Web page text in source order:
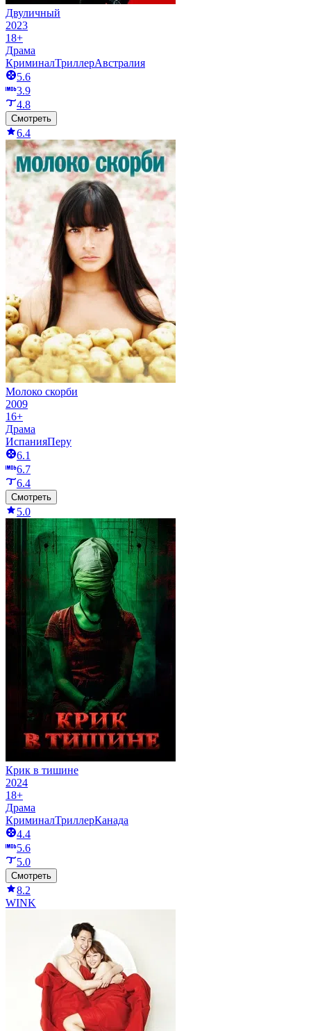
Двуличный
2023
18+
Драма
КриминалТриллерАвстралия
5.6
3.9
4.8
Смотреть
6.4
Молоко скорби
2009
16+
Драма
ИспанияПеру
6.1
6.7
6.4
Смотреть
5.0
Крик в тишине
2024
18+
Драма
КриминалТриллерКанада
4.4
5.6
5.0
Смотреть
8.2
WINK